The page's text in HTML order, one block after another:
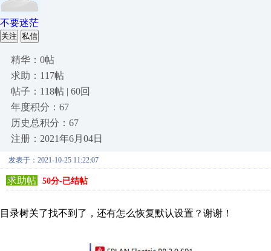
不要迷茫
关注 私信
精华：0帖
求助：117帖
帖子：118帖 | 60回
年度积分：67
历史总积分：67
注册：2021年6月04日
发表于：2021-10-25 11:22:07
求助帖 50分-已结帖
目录树关了找不到了，还有怎么恢复默认设置？谢谢！